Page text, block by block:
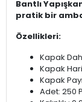
Bantlı
pratik bir
Özellikleri:
Kapak
Kapak
Kapak
Adet: 250